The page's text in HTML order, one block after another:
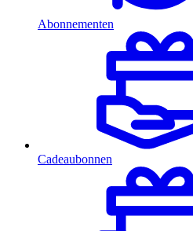
Abonnementen
Cadeaubonnen